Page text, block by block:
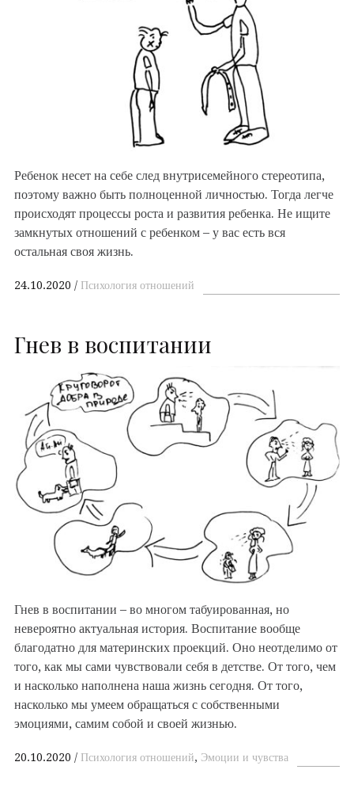
Ребенок несет на себе след внутрисемейного стереотипа,
поэтому важно быть полноценной личностью. Тогда легче
происходят процессы роста и развития ребенка. Не ищите
замкнутых отношений с ребенком – у вас есть вся
остальная своя жизнь.
24.10.2020 Психология отношений
Гнев в воспитании
Гнев в воспитании – во многом табуированная, но
невероятно актуальная история. Воспитание вообще
благодатно для материнских проекций. Оно неотделимо от
того, как мы сами чувствовали себя в детстве. От того, чем
и насколько наполнена наша жизнь сегодня. От того,
насколько мы умеем обращаться с собственными
эмоциями, самим собой и своей жизнью.
20.10.2020 Психология отношений, Эмоции и чувства